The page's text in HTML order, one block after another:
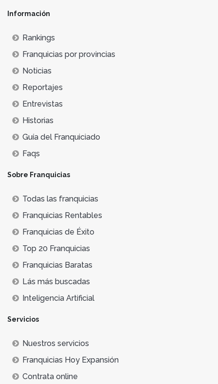
Información
Rankings
Franquicias por provincias
Noticias
Reportajes
Entrevistas
Historias
Guía del Franquiciado
Faqs
Sobre Franquicias
Todas las franquicias
Franquicias Rentables
Franquicias de Éxito
Top 20 Franquicias
Franquicias Baratas
Lás más buscadas
Inteligencia Artificial
Servicios
Nuestros servicios
Franquicias Hoy Expansión
Contrata online